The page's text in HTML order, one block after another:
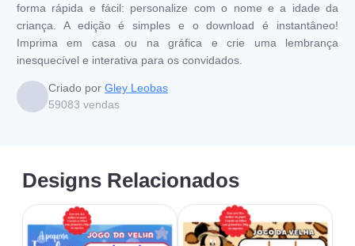
forma rápida e fácil: personalize com o nome e a idade da
criança. A edição é simples e o download é instantâneo!
Imprima em casa ou na gráfica e crie uma lembrança
inesquecível e interativa para os convidados.
Criado por Gley Leobas
59083 vendas
Designs Relacionados